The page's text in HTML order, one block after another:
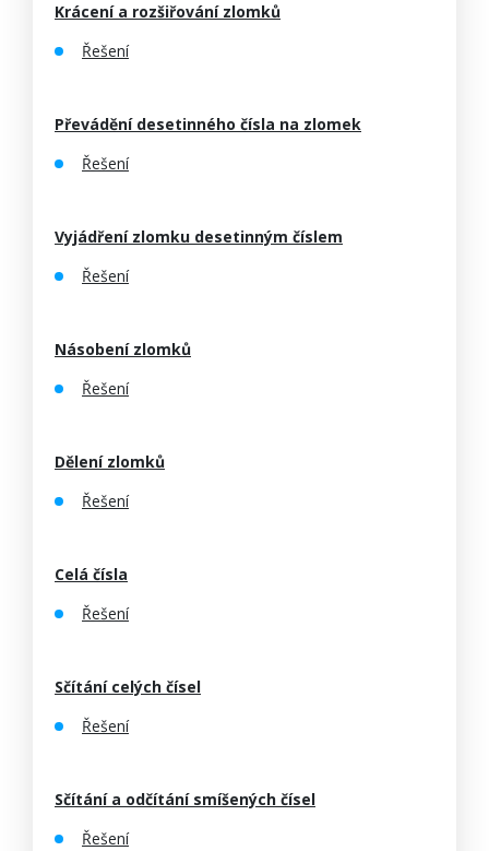
Krácení a rozšiřování zlomků
Řešení
Převádění desetinného čísla na zlomek
Řešení
Vyjádření zlomku desetinným číslem
Řešení
Násobení zlomků
Řešení
Dělení zlomků
Řešení
Celá čísla
Řešení
Sčítání celých čísel
Řešení
Sčítání a odčítání smíšených čísel
Řešení